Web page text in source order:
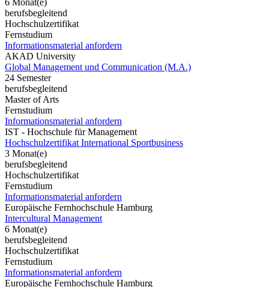
6 Monat(e)
berufsbegleitend
Hochschulzertifikat
Fernstudium
Informationsmaterial anfordern
AKAD University
Global Management und Communication (M.A.)
24 Semester
berufsbegleitend
Master of Arts
Fernstudium
Informationsmaterial anfordern
IST - Hochschule für Management
Hochschulzertifikat International Sportbusiness
3 Monat(e)
berufsbegleitend
Hochschulzertifikat
Fernstudium
Informationsmaterial anfordern
Europäische Fernhochschule Hamburg
Intercultural Management
6 Monat(e)
berufsbegleitend
Hochschulzertifikat
Fernstudium
Informationsmaterial anfordern
Europäische Fernhochschule Hamburg